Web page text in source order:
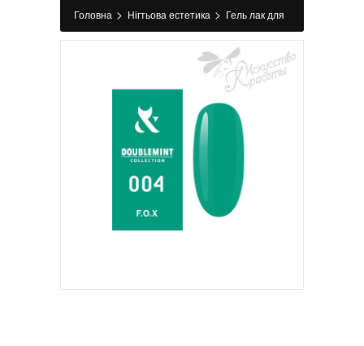
Головна > Нігтьова естетика > Гель лак для
нігтів>Гель-лак №004 Doublemint FOX 5 мл